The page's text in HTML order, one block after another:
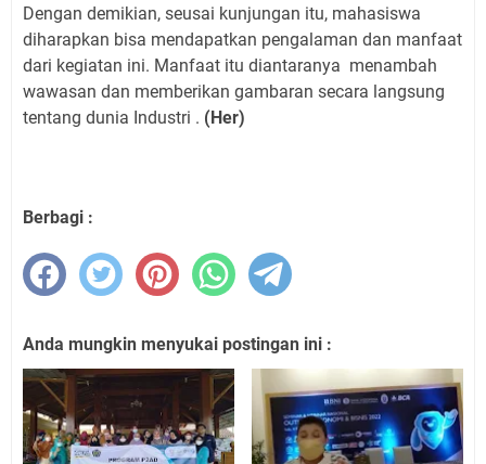
Dengan demikian, seusai kunjungan itu, mahasiswa
diharapkan bisa mendapatkan pengalaman dan manfaat
dari kegiatan ini. Manfaat itu diantaranya menambah
wawasan dan memberikan gambaran secara langsung
tentang dunia Industri . (Her)
Berbagi :
Anda mungkin menyukai postingan ini :